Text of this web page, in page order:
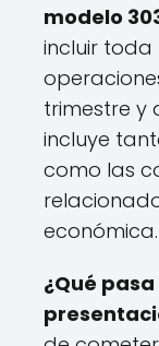
modelo
incluir
trimestre y
incluye
como las
económica.
¿Qué